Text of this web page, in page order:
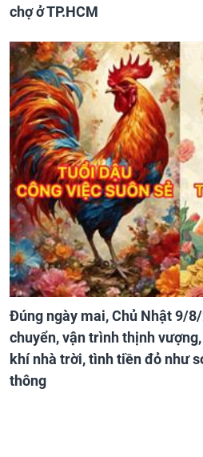
chợ ở TP.HCM
Đúng ngày mai, Chủ Nhật 9/
chuyển, vận trình thịnh
khí nhà trời, tình tiền đỏ như
thông